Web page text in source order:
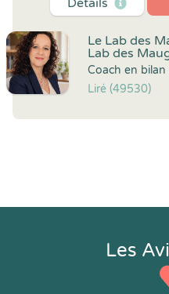
Détails
Le Lab des
Lab des
Coach en
Liré (49530)
Les